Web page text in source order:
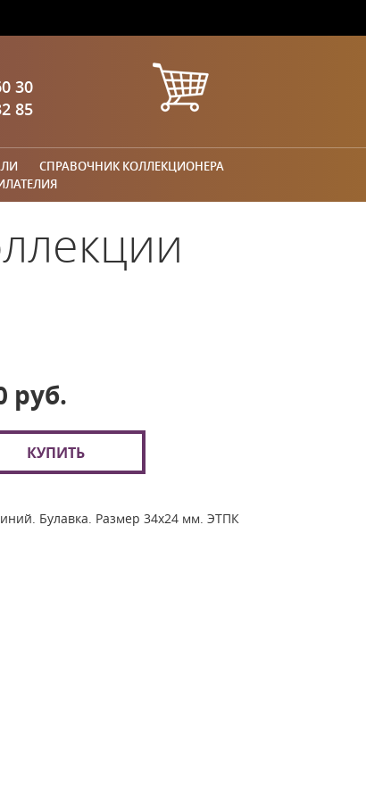
30
85
СПРАВОЧНИК КОЛЛЕКЦИОНЕРА
руб.
КУПИТЬ
Булавка. Размер 34х24 мм. ЭТПК